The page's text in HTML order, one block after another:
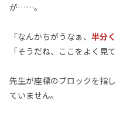
が……。
「なんかちがうなぁ、 半分
「そうだね、ここをよく見て
先生が座標のブロックを指
ていません。